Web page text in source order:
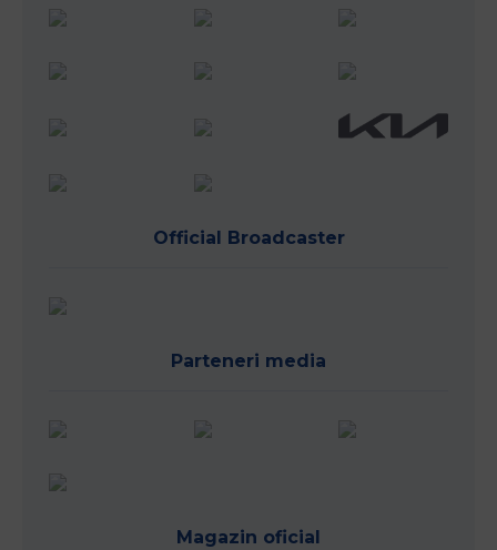
Official Broadcaster
Parteneri media
Magazin oficial